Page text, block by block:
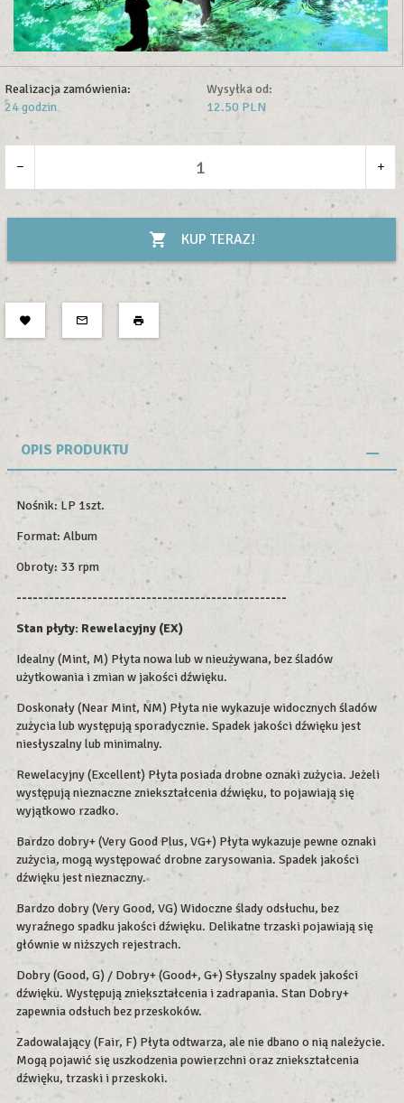
Realizacja zamówienia:
24 godzin
Wysyłka od:
12.50 PLN
KUP TERAZ!
OPIS PRODUKTU
Nośnik: LP 1szt.
Format: Album
Obroty: 33 rpm
--------------------------------------------------
Stan płyty: Rewelacyjny (EX)
Idealny (Mint, M) Płyta nowa lub w nieużywana, bez śladów
użytkowania i zmian w jakości dźwięku.
Doskonały (Near Mint, NM) Płyta nie wykazuje widocznych śladów
zużycia lub występują sporadycznie. Spadek jakości dźwięku jest
niesłyszalny lub minimalny.
Rewelacyjny (Excellent) Płyta posiada drobne oznaki zużycia. Jeżeli
występują nieznaczne zniekształcenia dźwięku, to pojawiają się
wyjątkowo rzadko.
Bardzo dobry+ (Very Good Plus, VG+) Płyta wykazuje pewne oznaki
zużycia, mogą występować drobne zarysowania. Spadek jakości
dźwięku jest nieznaczny.
Bardzo dobry (Very Good, VG) Widoczne ślady odsłuchu, bez
wyraźnego spadku jakości dźwięku. Delikatne trzaski pojawiają się
głównie w niższych rejestrach.
Dobry (Good, G) / Dobry+ (Good+, G+) Słyszalny spadek jakości
dźwięku. Występują zniekształcenia i zadrapania. Stan Dobry+
zapewnia odsłuch bez przeskoków.
Zadowalający (Fair, F) Płyta odtwarza, ale nie dbano o nią należycie.
Mogą pojawić się uszkodzenia powierzchni oraz zniekształcenia
dźwięku, trzaski i przeskoki.